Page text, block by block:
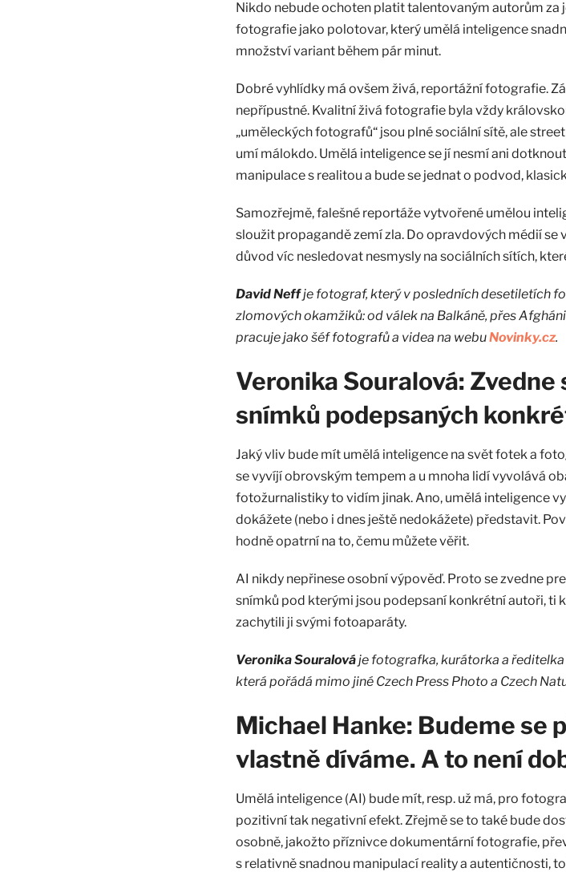
Nikdo nebude ochoten platit talentovaným autorům za
fotografie jako polotovar, který umělá inteligence
množství variant během pár minut.
Dobré vyhlídky má ovšem živá, reportážní fotografie.
nepřípustné. Kvalitní živá fotografie byla vždy
„uměleckých fotografů“ jsou plné sociální sítě, ale
umí málokdo. Umělá inteligence se jí nesmí ani
manipulace s realitou a bude se jednat o podvod,
Samozřejmě, falešné reportáže vytvořené umělou
sloužit propagandě zemí zla. Do opravdových médií se
důvod víc nesledovat nesmysly na sociálních sítích,
David Neffje fotograf, který v posledních desetiletích
zlomových okamžiků: od válek na Balkáně, přes
pracuje jako šéf fotografů a videa na webuNovinky.cz.
Veronika Souralová: Zvedne
snímků podepsaných
Jaký vliv bude mít umělá inteligence na svět fotek a
se vyvíjí obrovským tempem a u mnoha lidí vyvolává
fotožurnalistiky to vidím jinak. Ano, umělá inteligence
dokážete (nebo i dnes ještě nedokážete) představit.
hodně opatrní na to, čemu můžete věřit.
AI nikdy nepřinese osobní výpověď. Proto se zvedne
snímků pod kterými jsou podepsaní konkrétní autoři, ti
zachytili ji svými fotoaparáty.
Veronika Souralováje fotografka, kurátorka a
která pořádá mimo jiné Czech Press Photo a Czech
Michael Hanke: Budeme se
vlastně díváme. A to není
Umělá inteligence (AI) bude mít, resp. už má, pro
pozitivní tak negativní efekt. Zřejmě se to také bude
osobně, jakožto příznivce dokumentární fotografie,
s relativně snadnou manipulací reality a autentičnosti,